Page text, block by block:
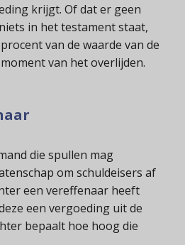
krijgt. Of dat er geen
in het testament staat,
van de waarde van de
van het overlijden.
die spullen mag
om schuldeisers af
een vereffenaar heeft
een vergoeding uit de
bepaalt hoe hoog die